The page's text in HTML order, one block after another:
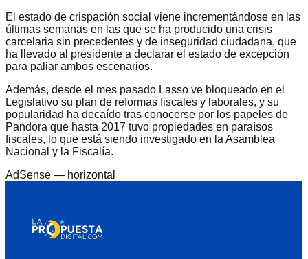
El estado de crispación social viene incrementándose en las
últimas semanas en las que se ha producido una crisis
carcelaria sin precedentes y de inseguridad ciudadana, que
ha llevado al presidente a declarar el estado de excepción
para paliar ambos escenarios.
Además, desde el mes pasado Lasso ve bloqueado en el
Legislativo su plan de reformas fiscales y laborales, y su
popularidad ha decaído tras conocerse por los papeles de
Pandora que hasta 2017 tuvo propiedades en paraísos
fiscales, lo que está siendo investigado en la Asamblea
Nacional y la Fiscalía.
AdSense — horizontal